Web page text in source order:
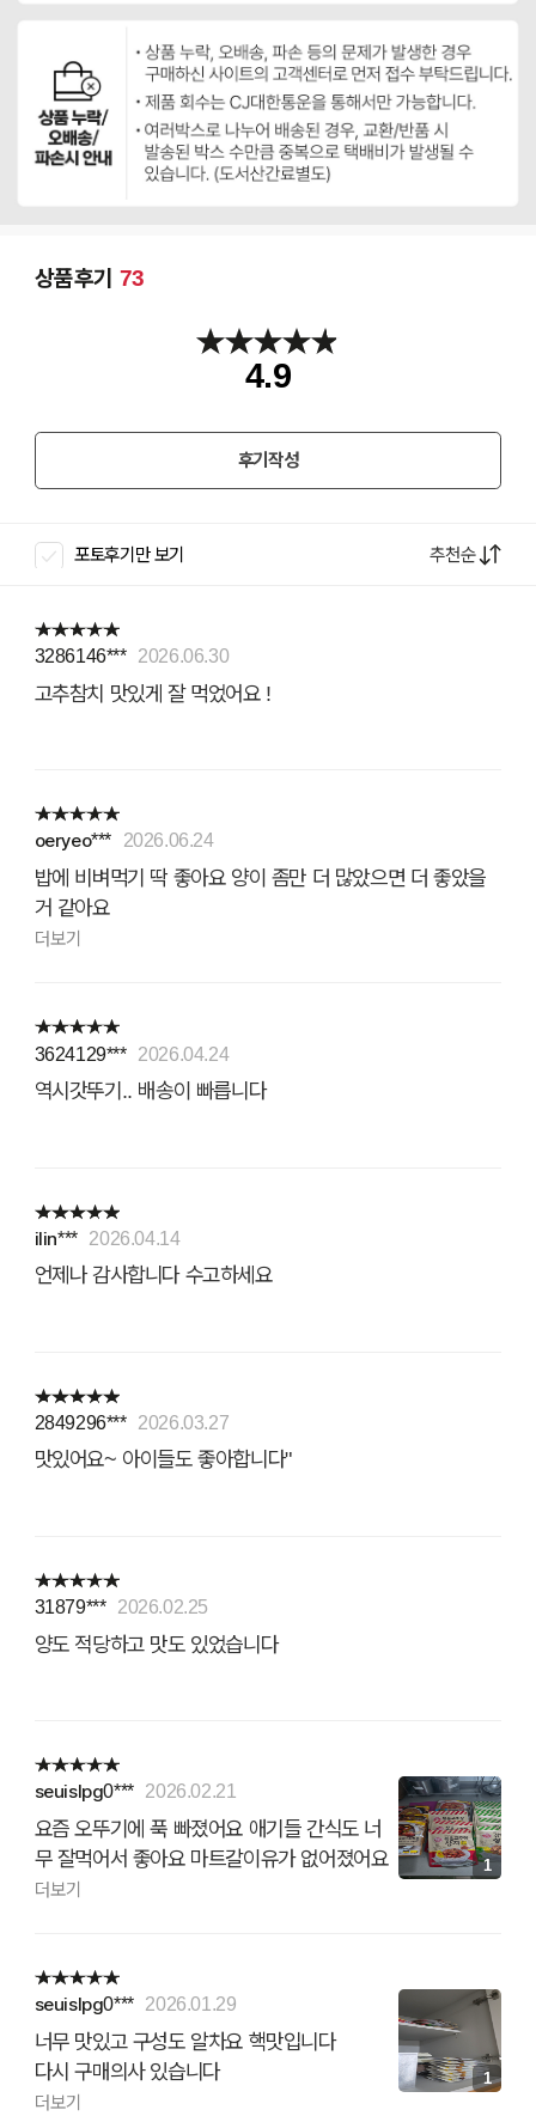
상품후기 73
4.9
후기작성
포토후기만 보기 추천순
3286146*** 2026.06.30
고추참치 맛있게 잘 먹었어요 !
oeryeo*** 2026.06.24
밥에 비벼먹기 딱 좋아요 양이 좀만 더 많았으면 더 좋았을
거 같아요
더보기
3624129*** 2026.04.24
역시갓뚜기.. 배송이 빠릅니다
ilin*** 2026.04.14
언제나 감사합니다 수고하세요
2849296*** 2026.03.27
맛있어요~ 아이들도 좋아합니다"
31879*** 2026.02.25
양도 적당하고 맛도 있었습니다
seuislpg0*** 2026.02.21
요즘 오뚜기에 푹 빠졌어요 애기들 간식도 너
무 잘먹어서 좋아요 마트갈이유가 없어졌어요
더보기
1
seuislpg0*** 2026.01.29
너무 맛있고 구성도 알차요 핵맛입니다
다시 구매의사 있습니다
저녁 식사로 짱입니다 👍
더보기
1